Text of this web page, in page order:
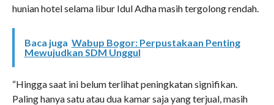
hunian hotel selama libur Idul Adha masih tergolong rendah.
Baca juga Wabup Bogor: Perpustakaan Penting
Mewujudkan SDM Unggul
“Hingga saat ini belum terlihat peningkatan signifikan.
Paling hanya satu atau dua kamar saja yang terjual, masih